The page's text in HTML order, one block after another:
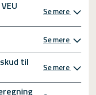
Se mere
Se mere
til
Se mere